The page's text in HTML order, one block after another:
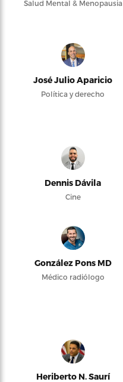
Salud Mental & Menopausia
José Julio Aparicio
Política y derecho
Dennis Dávila
Cine
González Pons MD
Médico radiólogo
Heriberto N. Saurí